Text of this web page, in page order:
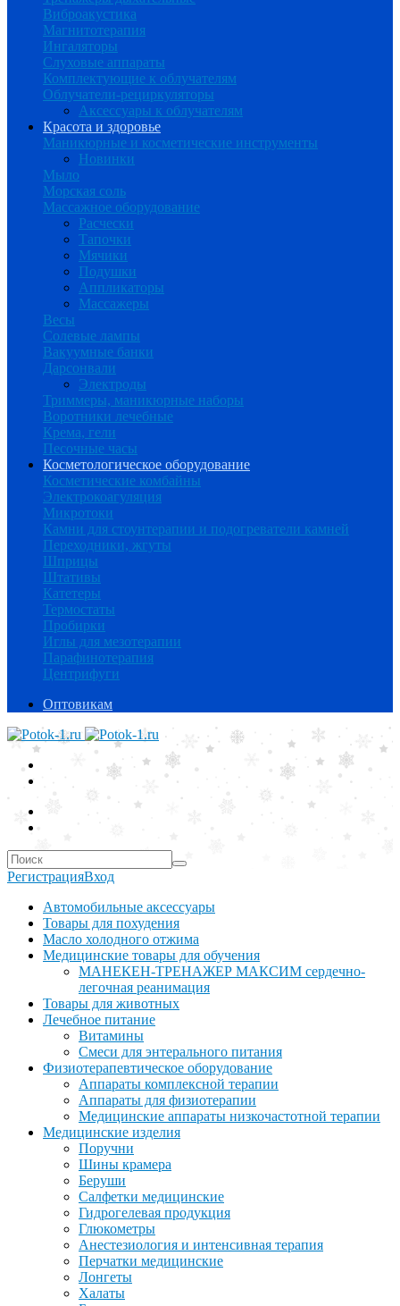
Виброакустика
Магнитотерапия
Ингаляторы
Слуховые аппараты
Комплектующие к облучателям
Облучатели-рециркуляторы
Аксессуары к облучателям
Красота и здоровье
Маникюрные и косметические инструменты
Новинки
Мыло
Морская соль
Массажное оборудование
Расчески
Тапочки
Мячики
Подушки
Аппликаторы
Массажеры
Весы
Солевые лампы
Вакуумные банки
Дарсонвали
Электроды
Триммеры, маникюрные наборы
Воротники лечебные
Крема, гели
Песочные часы
Косметологическое оборудование
Косметические комбайны
Электрокоагуляция
Микротоки
Камни для стоунтерапии и подогреватели камней
Переходники, жгуты
Шприцы
Штативы
Катетеры
Термостаты
Пробирки
Иглы для мезотерапии
Парафинотерапия
Центрифуги
Оптовикам
РегистрацияВход
Автомобильные аксессуары
Товары для похудения
Масло холодного отжима
Медицинские товары для обучения
МАНЕКЕН-ТРЕНАЖЕР МАКСИМ сердечно-
легочная реанимация
Товары для животных
Лечебное питание
Витамины
Смеси для энтерального питания
Физиотерапевтическое оборудование
Аппараты комплексной терапии
Аппараты для физиотерапии
Медицинские аппараты низкочастотной терапии
Медицинские изделия
Поручни
Шины крамера
Беруши
Салфетки медицинские
Гидрогелевая продукция
Глюкометры
Анестезиология и интенсивная терапия
Перчатки медицинские
Лонгеты
Халаты